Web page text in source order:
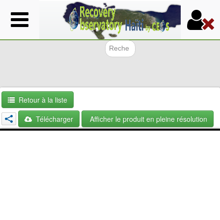
Aller
au
contenu
Retour à la liste
Télécharger
Afficher le produit en pleine résolution